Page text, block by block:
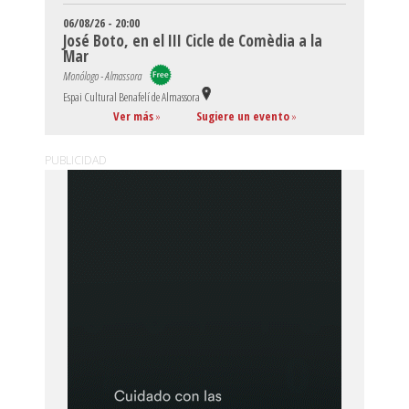
06/08/26 - 20:00
José Boto, en el III Cicle de Comèdia a la
Mar
Monólogo - Almassora
Espai Cultural Benafelí de Almassora
Ver más» Sugiere un evento»
PUBLICIDAD